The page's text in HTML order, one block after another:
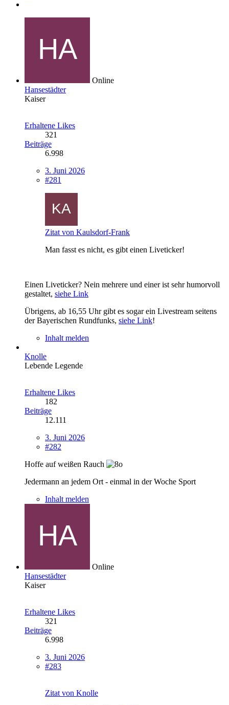
Online
Hansestädter
Kaiser
Erhaltene Likes
321
Beiträge
6.998
3. Juni 2026
#281
Zitat von Kaulsdorf-Frank
Man fasst es nicht, es gibt einen Liveticker!
Einen Liveticker? Nein mehrere und einer ist sehr humorvoll
gestaltet, siehe Link
Übrigens, ab 16,55 Uhr gibt es sogar ein Livestream seitens
der Bayerischen Rundfunks, siehe Link!
Inhalt melden
Knolle
Lebende Legende
Erhaltene Likes
182
Beiträge
12.111
3. Juni 2026
#282
Hoffe auf weißen Rauch
Jedermann an jedem Ort - einmal in der Woche Sport
Inhalt melden
Online
Hansestädter
Kaiser
Erhaltene Likes
321
Beiträge
6.998
3. Juni 2026
#283
Zitat von Knolle